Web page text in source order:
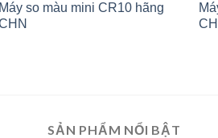
Máy so màu mini CR10 hãng
SẢN PHẨM NỔI BẬT